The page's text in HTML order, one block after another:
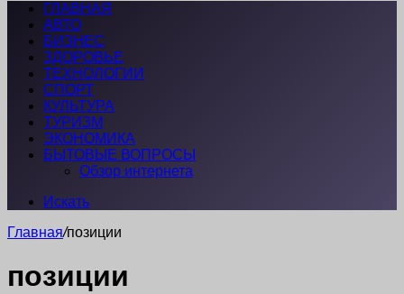
ГЛАВНАЯ
АВТО
БИЗНЕС
ЗДОРОВЬЕ
ТЕХНОЛОГИИ
СПОРТ
КУЛЬТУРА
ТУРИЗМ
ЭКОНОМИКА
БЫТОВЫЕ ВОПРОСЫ
Обзор интернета
Искать
Главная/позиции
позиции